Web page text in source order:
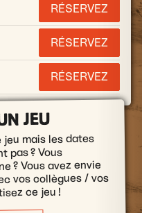
RÉSERVEZ
RÉSERVEZ
RÉSERVEZ
JEU
mais les dates
pas ? Vous
? Vous avez envie
vos collègues / vos
ce jeu !